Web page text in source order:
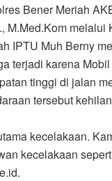
Bener Meriah
M.Med.Kom
IPTU Muh Berny
terjadi karena
tinggi di jalan
tersebut
kecelakaan.
kecelakaan